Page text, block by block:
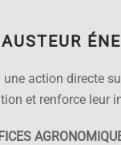
une action directe
et renforce leur